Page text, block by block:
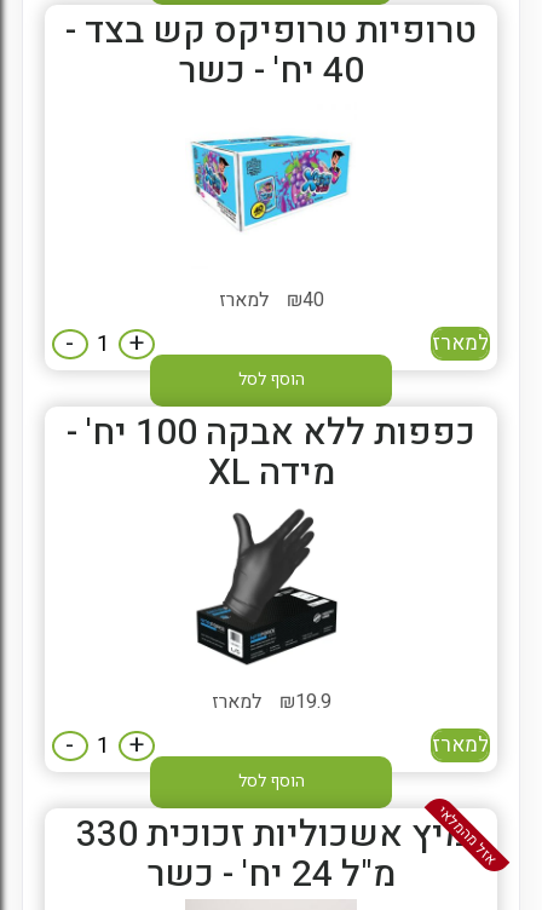
טרופיות טרופיקס קש בצד -
40 יח' - כשר
40
₪ למארז
למארז +
-
הוסף לסל
כפפות ללא אבקה 100 יח' -
מידה XL
19.9
₪ למארז
למארז +
-
הוסף לסל
אזל מהמלאי מיץ אשכוליות זכוכית 330
מ"ל 24 יח' - כשר